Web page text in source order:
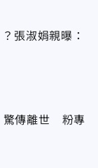
張淑娟親曝：
驚傳離世 粉專